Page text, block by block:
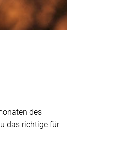
des
das richtige für